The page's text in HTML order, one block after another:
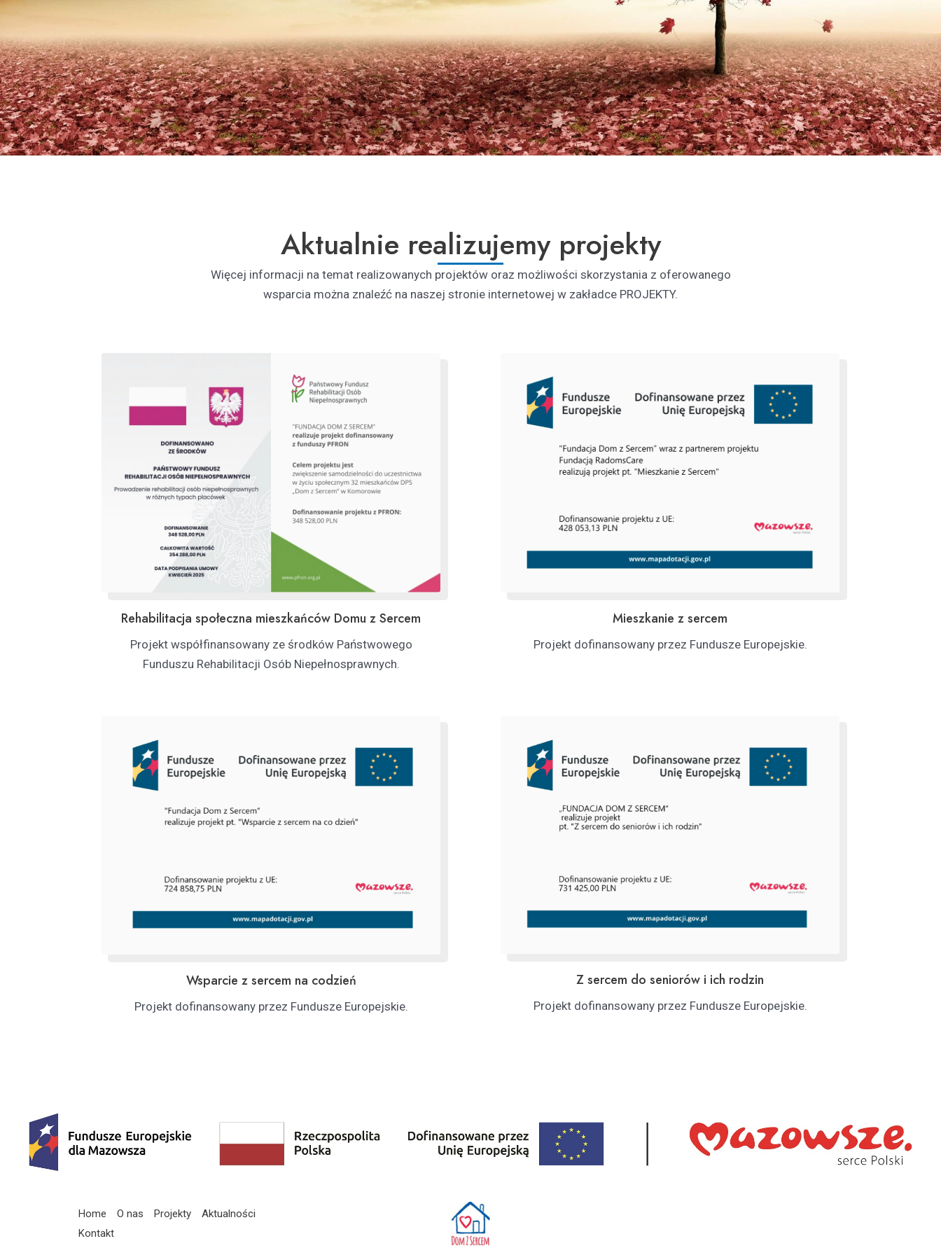
Aktualnie realizujemy projekty
Więcej informacji na temat realizowanych projektów oraz możliwości skorzystania z oferowanego
wsparcia można znaleźć na naszej stronie internetowej w zakładce PROJEKTY.
Rehabilitacja społeczna mieszkańców Domu z Sercem
Projekt współfinansowany ze środków Państwowego
Funduszu Rehabilitacji Osób Niepełnosprawnych.
Mieszkanie z sercem
Projekt dofinansowany przez Fundusze Europejskie.
Wsparcie z sercem na codzień
Projekt dofinansowany przez Fundusze Europejskie.
Z sercem do seniorów i ich rodzin
Projekt dofinansowany przez Fundusze Europejskie.
Home O nas Projekty
Aktualności
Kontakt